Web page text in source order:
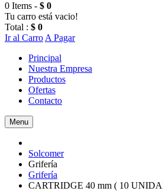
0 Items - $ 0
Tu carro está vacio!
Total : $ 0
Ir al Carro A Pagar
Principal
Nuestra Empresa
Productos
Ofertas
Contacto
Menu
Solcomer
Grifería
Grifería
CARTRIDGE 40 mm ( 10